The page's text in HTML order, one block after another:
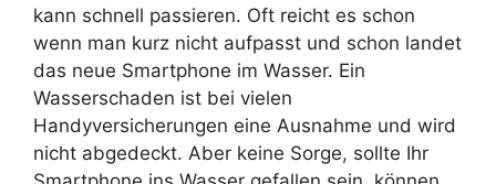
kann schnell passieren. Oft reicht es schon
wenn man kurz nicht aufpasst und schon landet
das neue Smartphone im Wasser. Ein
Wasserschaden ist bei vielen
Handyversicherungen eine Ausnahme und wird
nicht abgedeckt. Aber keine Sorge, sollte Ihr